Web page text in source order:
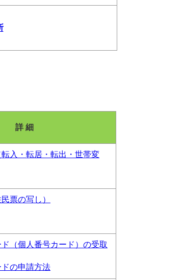
詳 細
入・転居・転出・世帯変
票の写し）
（個人番号カード）の受取
の申請方法